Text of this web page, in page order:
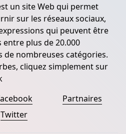
un site Web qui permet
sur les réseaux sociaux,
qui peuvent être
plus de 20.000
de nombreuses catégories.
cliquez simplement sur
Twitter
Partnaires